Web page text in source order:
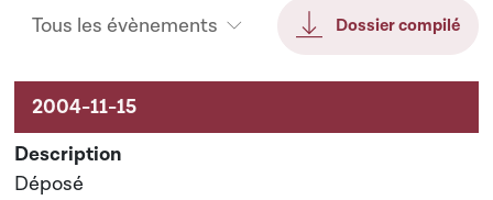
Tous les évènements Dossier compilé
Activités sur le dossier
Déposé